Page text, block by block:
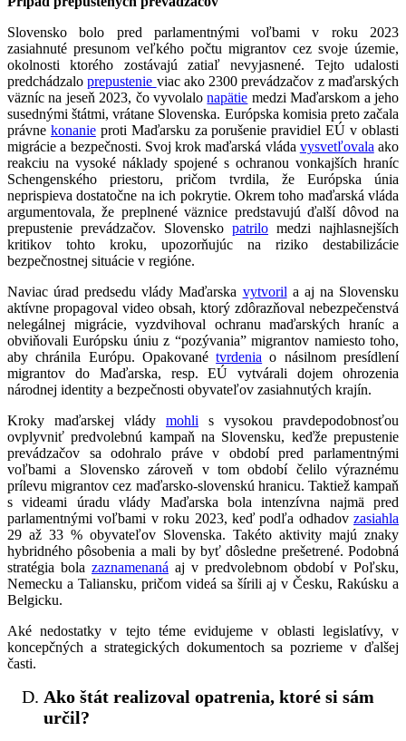
Slovensko bolo pred parlamentnými voľbami v roku 2023
zasiahnuté presunom veľkého počtu migrantov cez svoje územie,
okolnosti ktorého zostávajú zatiaľ nevyjasnené. Tejto udalosti
predchádzaloprepustenie viac ako 2300 prevádzačov z maďarských
väzníc na jeseň 2023, čo vyvolalonapätie medzi Maďarskom a jeho
susednými štátmi, vrátane Slovenska. Európska komisia preto začala
právne konanieproti Maďarsku za porušenie pravidiel EÚ v oblasti
migrácie a bezpečnosti. Svoj krok maďarská vláda vysvetľovala ako
reakciu na vysoké náklady spojené s ochranou vonkajších hraníc
Schengenského priestoru, pričom tvrdila, že Európska únia
neprispieva dostatočne na ich pokrytie. Okrem toho maďarská vláda
argumentovala, že preplnené väznice predstavujú ďalší dôvod na
prepustenie prevádzačov. Slovensko patrilo medzi najhlasnejších
kritikov tohto kroku, upozorňujúc na riziko destabilizácie
bezpečnostnej situácie v regióne.
Naviac úrad predsedu vlády Maďarska vytvoril a aj na Slovensku
aktívne propagoval video obsah, ktorý zdôrazňoval nebezpečenstvá
nelegálnej migrácie, vyzdvihoval ochranu maďarských hraníc a
obviňovali Európsku úniu z “pozývania” migrantov namiesto toho,
aby chránila Európu. Opakovanétvrdenia o násilnom presídlení
migrantov do Maďarska, resp. EÚ vytvárali dojem ohrozenia
národnej identity a bezpečnosti obyvateľov zasiahnutých krajín.
Kroky maďarskej vlády mohli s vysokou pravdepodobnosťou
ovplyvniť predvolebnú kampaň na Slovensku, keďže prepustenie
prevádzačov sa odohralo práve v období pred parlamentnými
voľbami a Slovensko zároveň v tom období čelilo výraznému
prílevu migrantov cez maďarsko-slovenskú hranicu. Taktiež kampaň
s videami úradu vlády Maďarska bola intenzívna najmä pred
parlamentnými voľbami v roku 2023, keď podľa odhadov zasiahla
29 až 33 % obyvateľov Slovenska. Takéto aktivity majú znaky
hybridného pôsobenia a mali by byť dôsledne prešetrené. Podobná
stratégia bola zaznamenaná aj v predvolebnom období v Poľsku,
Nemecku a Taliansku, pričom videá sa šírili aj v Česku, Rakúsku a
Belgicku.
Aké nedostatky v tejto téme evidujeme v oblasti legislatívy, v
koncepčných a strategických dokumentoch sa pozrieme v ďalšej
časti.
Ako štát realizoval opatrenia, ktoré si sám
určil?